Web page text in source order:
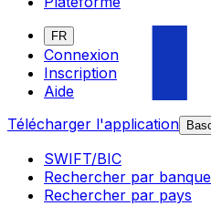
FR
Connexion
Inscription
Aide
Télécharger l'application
SWIFT/BIC
Rechercher par banque
Rechercher par pays